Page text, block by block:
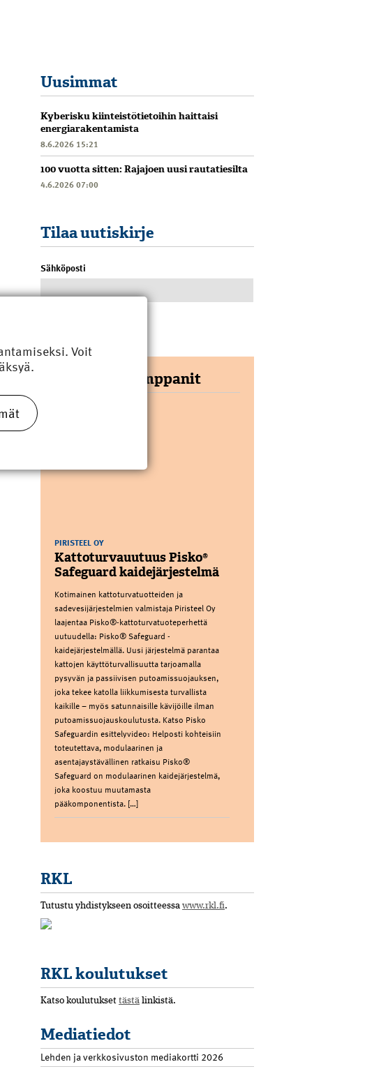
Uusimmat
Kyberisku kiinteistötietoihin haittaisi
energiarakentamista
8.6.2026 15:21
100 vuotta sitten: Rajajoen uusi rautatiesilta
4.6.2026 07:00
Tilaa uutiskirje
Sähköposti
Yhteistyökumppanit
PIRISTEEL OY
Kattoturvauutuus Pisko®
Safeguard kaidejärjestelmä
Kotimainen kattoturvatuotteiden ja
sadevesijärjestelmien valmistaja Piristeel Oy
laajentaa Pisko®-kattoturvatuoteperhettä
uutuudella: Pisko® Safeguard -
kaidejärjestelmällä. Uusi järjestelmä parantaa
kattojen käyttöturvallisuutta tarjoamalla
pysyvän ja passiivisen putoamissuojauksen,
joka tekee katolla liikkumisesta turvallista
kaikille – myös satunnaisille kävijöille ilman
putoamissuojauskoulutusta. Katso Pisko
Safeguardin esittelyvideo: Helposti kohteisiin
toteutettava, modulaarinen ja
asentajaystävällinen ratkaisu Pisko®
Safeguard on modulaarinen kaidejärjestelmä,
joka koostuu muutamasta
pääkomponentista. […]
RKL
Tutustu yhdistykseen osoitteessa www.rkl.fi.
RKL koulutukset
Katso koulutukset tästä linkistä.
Mediatiedot
Lehden ja verkkosivuston mediakortti 2026
Voit